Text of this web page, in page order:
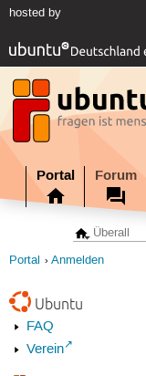
hosted by
Portal Forum
Portal Anmelden
Ubuntu
FAQ
Verein